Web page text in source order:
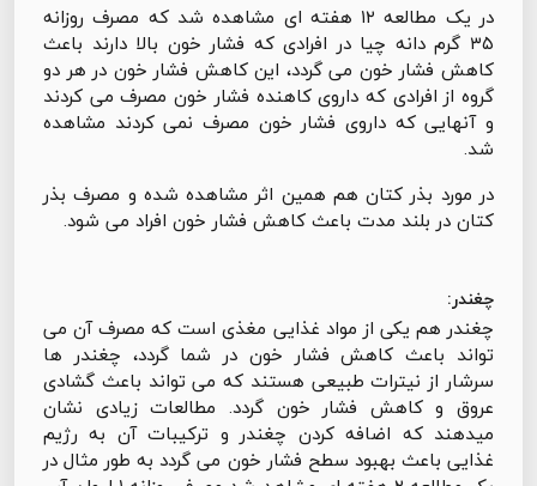
در یک مطالعه ۱۲ هفته ای مشاهده شد که مصرف روزانه
۳۵ گرم دانه چیا در افرادی که فشار خون بالا دارند باعث
کاهش فشار خون می گردد، این کاهش فشار خون در هر دو
گروه از افرادی که داروی کاهنده فشار خون مصرف می کردند
و آنهایی که داروی فشار خون مصرف نمی کردند مشاهده
شد.
در مورد بذر کتان هم همین اثر مشاهده شده و مصرف بذر
کتان در بلند مدت باعث کاهش فشار خون افراد می شود.
چغندر:
چغندر هم یکی از مواد غذایی مغذی است که مصرف آن می
تواند باعث کاهش فشار خون در شما گردد، چغندر ها
سرشار از نیترات طبیعی هستند که می تواند باعث گشادی
عروق و کاهش فشار خون گردد. مطالعات زیادی نشان
میدهند که اضافه کردن چغندر و ترکیبات آن به رژیم
غذایی باعث بهبود سطح فشار خون می گردد به طور مثال در